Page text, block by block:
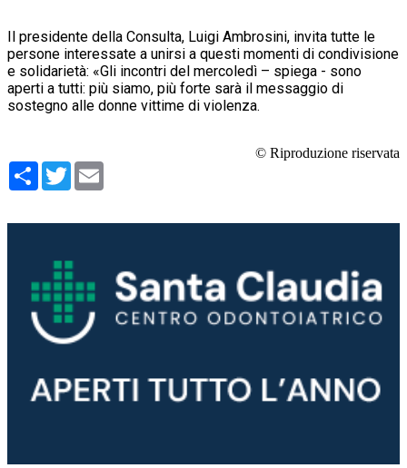
Il presidente della Consulta, Luigi Ambrosini, invita tutte le
persone interessate a unirsi a questi momenti di condivisione
e solidarietà: «Gli incontri del mercoledì – spiega - sono
aperti a tutti: più siamo, più forte sarà il messaggio di
sostegno alle donne vittime di violenza.
© Riproduzione riservata
Condividi
Twitter